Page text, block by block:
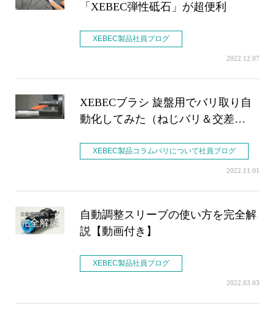
「XEBEC弾性砥石」が超便利
XEBEC製品社員ブログ
2022.12.07
XEBECブラシ 旋盤用でバリ取り自
動化してみた（ねじバリ＆交差…
XEBEC製品コラムバリについて社員ブログ
2022.11.01
自動調整スリーブの使い方を完全解
説【動画付き】
XEBEC製品社員ブログ
2022.03.03